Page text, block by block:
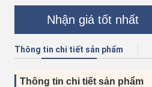
Nhận giá tốt nhất
Thông tin chi tiết sản phẩm
Thông tin chi tiết sản phẩm